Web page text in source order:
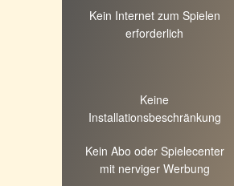
Kein Internet zum Spielen
erforderlich
Keine
Installationsbeschränkung
Kein Abo oder Spielecenter
mit nerviger Werbung